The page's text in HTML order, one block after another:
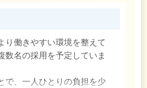
り働きやすい環境を整えて
数名の採用を予定していま
で、一人ひとりの負担を少